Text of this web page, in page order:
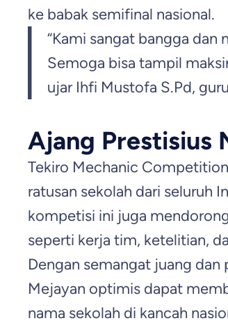
ke babak semifinal nasional.
“Kami sangat bangga dan
Semoga bisa tampil
ujar Ihfi Mustofa S.Pd,
Ajang Prestisius
Tekiro Mechanic
ratusan sekolah dari seluruh
kompetisi ini juga
seperti kerja tim, ketelitian,
Dengan semangat juang dan
Mejayan optimis dapat
nama sekolah di kancah